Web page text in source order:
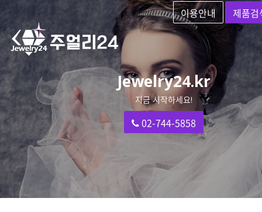
이용안내 제품검
Jewelry24.kr
지금 시작하세요!
02-744-5858